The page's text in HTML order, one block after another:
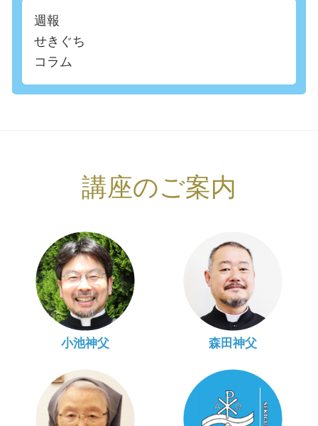
週報
せきぐち
コラム
講座のご案内
小池神父 森田神父